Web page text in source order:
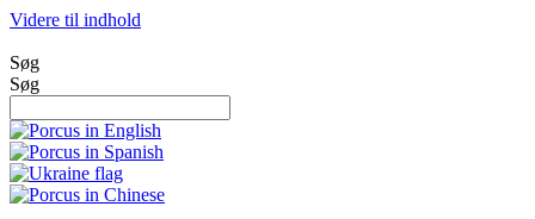
Videre til indhold
Søg
Søg